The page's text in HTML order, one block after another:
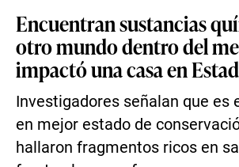
Encuentran sustancias
otro mundo dentro del
impactó una casa en
Investigadores señalan que es
en mejor estado de
hallaron fragmentos ricos en